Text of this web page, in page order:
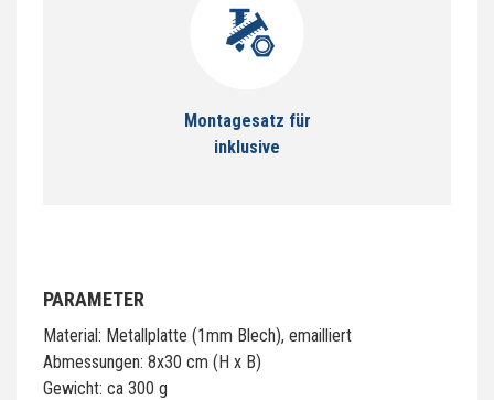
Montagesatz für
inklusive
PARAMETER
Material: Metallplatte (1mm Blech), emailliert
Abmessungen: 8x30 cm (H x B)
Gewicht: ca 300 g